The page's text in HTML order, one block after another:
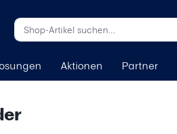
Aktionen Partner